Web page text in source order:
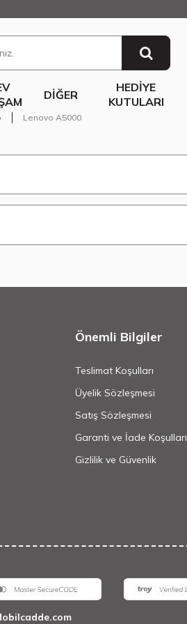
DIĞER
HEDIYE
KUTULARI
Lenovo A5000
Önemli Bilgiler
Teslimat Koşulları
Üyelik Sözleşmesi
Satış Sözleşmesi
Garanti ve İade Koşulları
Gizlilik ve Güvenlik